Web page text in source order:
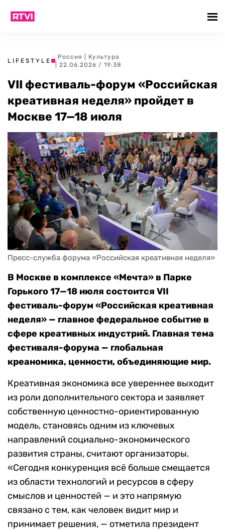
LIFESTYLE
Россия
Культура
| 22.06.2026 / 19:38
VII фестиваль-форум «Российская
креативная неделя» пройдет в
Москве 17—18 июля
Пресс-служба форума «Российская креативная неделя»
В Москве в комплексе «Мечта» в Парке
Горького 17—18 июля состоится VII
фестиваль-форум «Российская креативная
неделя» — главное федеральное событие в
сфере креативных индустрий. Главная тема
фестиваля-форума — глобальная
креаномика, ценности, объединяющие мир.
Креативная экономика все увереннее выходит
из роли дополнительного сектора и заявляет
собственную ценностно-ориентированную
модель, становясь одним из ключевых
направлений социально-экономического
развития страны, считают организаторы.
«Сегодня конкуренция всё больше смещается
из области технологий и ресурсов в сферу
смыслов и ценностей — и это напрямую
связано с тем, как человек видит мир и
принимает решения, — отметила президент